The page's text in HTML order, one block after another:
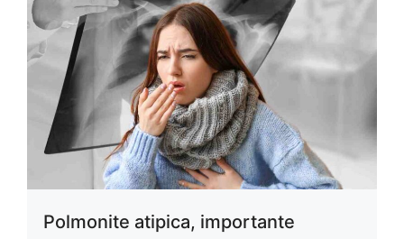
Polmonite atipica, importante